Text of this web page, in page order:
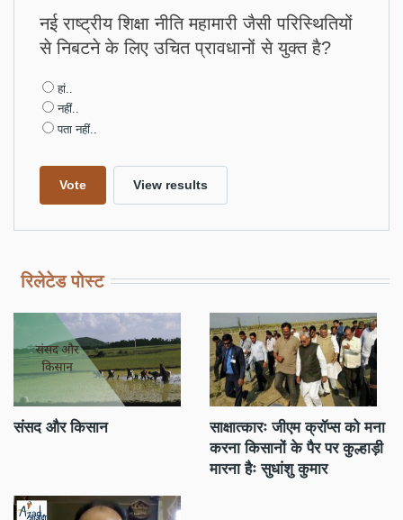
नई राष्ट्रीय शिक्षा नीति महामारी जैसी परिस्थितियों
से निबटने के लिए उचित प्रावधानों से युक्त है?
Choices
हां..
नहीं..
पता नहीं..
रिलेटेड पोस्ट
संसद और किसान
साक्षात्कारः जीएम क्रॉप्स को मना
करना किसानों के पैर पर कुल्हाड़ी
मारना हैः सुधांशु कुमार